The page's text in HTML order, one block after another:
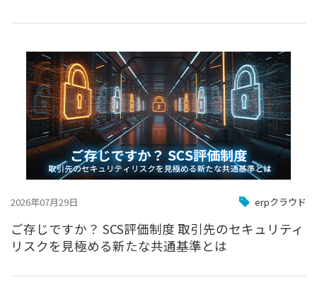
2026年07月29日 erpクラウド
ご存じですか？ SCS評価制度 取引先のセキュリティ
リスクを見極める新たな共通基準とは